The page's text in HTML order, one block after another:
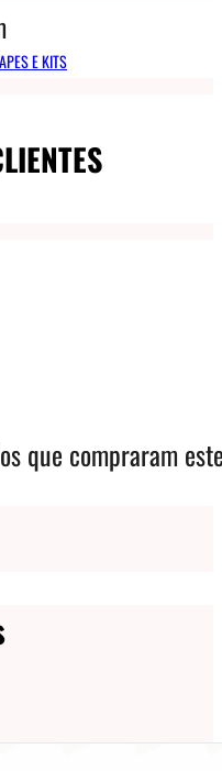
E KITS
que compraram